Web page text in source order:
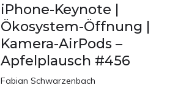
iPhone-Keynote |
Ökosystem-Öffnung |
Kamera-AirPods –
Apfelplausch #456
Fabian Schwarzenbach